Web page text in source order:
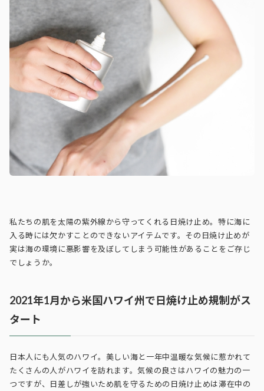
私たちの肌を太陽の紫外線から守ってくれる日焼け止め。特に海に
入る時には欠かすことのできないアイテムです。その日焼け止めが
実は海の環境に悪影響を及ぼしてしまう可能性があることをご存じ
でしょうか。
2021年1月から米国ハワイ州で日焼け止め規制がス
タート
日本人にも人気のハワイ。美しい海と一年中温暖な気候に惹かれて
たくさんの人がハワイを訪れます。気候の良さはハワイの魅力の一
つですが、日差しが強いため肌を守るための日焼け止めは滞在中の